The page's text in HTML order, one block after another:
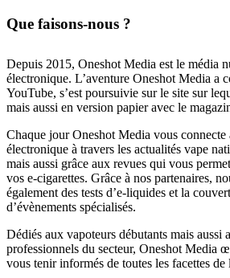
Que faisons-nous ?
Depuis 2015, Oneshot Media est le média
électronique. L’aventure Oneshot Media a
YouTube, s’est poursuivie sur le site sur
mais aussi en version papier avec le
Chaque jour Oneshot Media vous connecte
électronique à travers les actualités vape
mais aussi grâce aux revues qui vous
vos e-cigarettes. Grâce à nos partenaires,
également des tests d’e-liquides et la
d’évènements spécialisés.
Dédiés aux vapoteurs débutants mais aussi
professionnels du secteur, Oneshot Media
vous tenir informés de toutes les facettes